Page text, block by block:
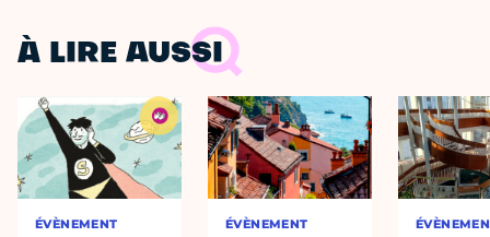
À LIRE AUSSI
ÉVÈNEMENT ÉVÈNEMENT